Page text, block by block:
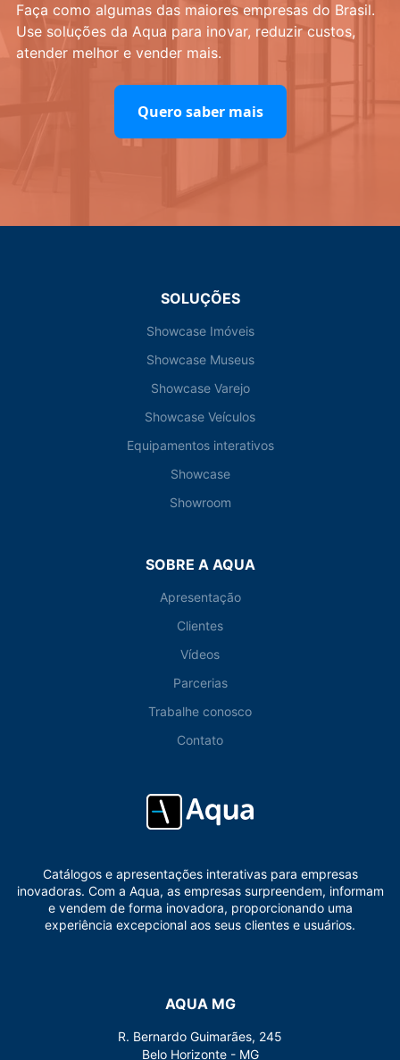
Faça como algumas das maiores empresas do Brasil.
Use soluções da Aqua para inovar, reduzir custos,
atender melhor e vender mais.
Quero saber mais
SOLUÇÕES
Showcase Imóveis
Showcase Museus
Showcase Varejo
Showcase Veículos
Equipamentos interativos
Showcase
Showroom
SOBRE A AQUA
Apresentação
Clientes
Vídeos
Parcerias
Trabalhe conosco
Contato
Catálogos e apresentações interativas para empresas
inovadoras. Com a Aqua, as empresas surpreendem, informam
e vendem de forma inovadora, proporcionando uma
experiência excepcional aos seus clientes e usuários.
AQUA MG
R. Bernardo Guimarães, 245
Belo Horizonte - MG